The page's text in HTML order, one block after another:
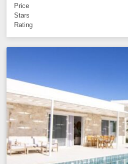
Price
Stars
Rating